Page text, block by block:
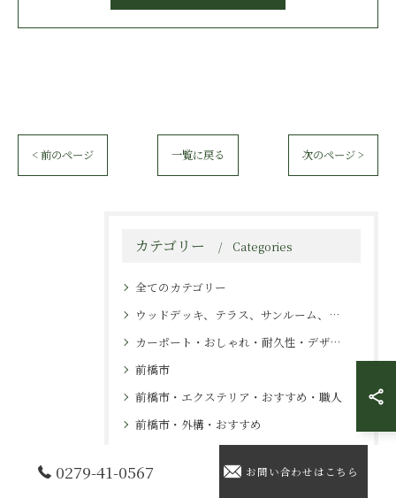
< 前のページ 一覧に戻る 次のページ >
カテゴリー Categories
全てのカテゴリー
ウッドデッキ、テラス、サンルーム、カーポート、施工
カーポート・おしゃれ・耐久性・デザイン・エクステリア
前橋市
前橋市・エクステリア・おすすめ・職人
前橋市・外構・おすすめ
吉岡町・エクステリア・おすすめ・業者
0279-41-0567 お問い合わせはこちら